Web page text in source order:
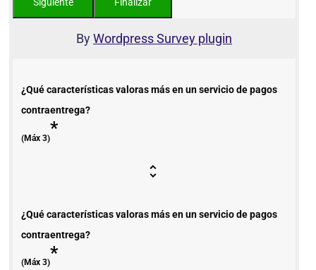
ByWordpress Survey plugin
¿Qué características valoras más en un servicio de pagos
contraentrega?
(Máx 3)*
¿Qué características valoras más en un servicio de pagos
contraentrega?
(Máx 3)*